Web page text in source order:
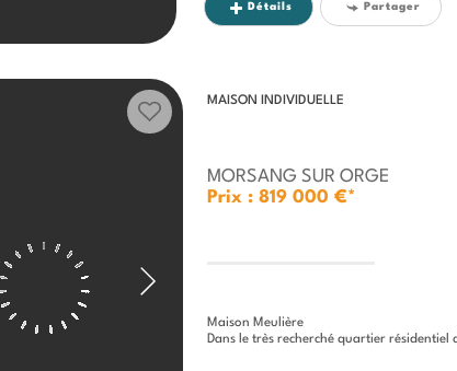
Détails Partager
MAISON INDIVIDUELLE
MORSANG SUR ORGE
Prix : 819 000 €*
Maison Meulière
Dans le très recherché quartier résidentiel de